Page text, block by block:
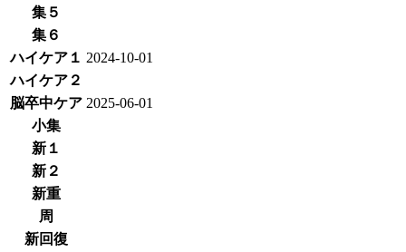
集５
集６
ハイケア１ 2024-10-01
ハイケア２
脳卒中ケア 2025-06-01
小集
新１
新２
新重
周
新回復